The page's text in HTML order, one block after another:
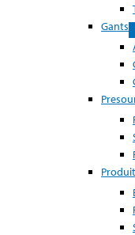
Gants